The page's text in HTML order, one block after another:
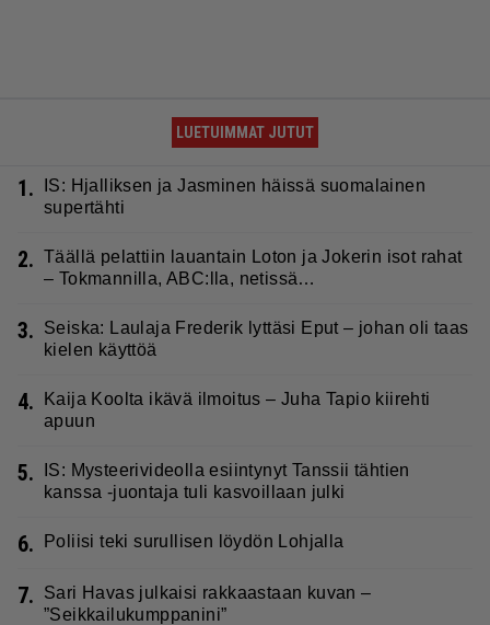
LUETUIMMAT JUTUT
1.
IS: Hjalliksen ja Jasminen häissä suomalainen
supertähti
2. Täällä pelattiin lauantain Loton ja Jokerin isot rahat
– Tokmannilla, ABC:lla, netissä…
3.
Seiska: Laulaja Frederik lyttäsi Eput – johan oli taas
kielen käyttöä
4.
Kaija Koolta ikävä ilmoitus – Juha Tapio kiirehti
apuun
5.
IS: Mysteerivideolla esiintynyt Tanssii tähtien
kanssa -juontaja tuli kasvoillaan julki
6. Poliisi teki surullisen löydön Lohjalla
7.
Sari Havas julkaisi rakkaastaan kuvan –
”Seikkailukumppanini”